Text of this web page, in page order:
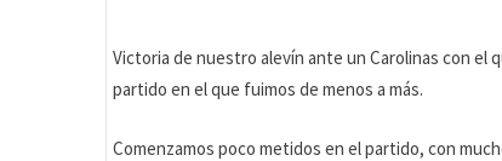
Victoria de nuestro alevín ante un Carolinas con el
partido en el que fuimos de menos a más.
Comenzamos poco metidos en el partido, con